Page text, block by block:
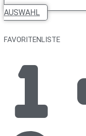
AUSWAHL
FAVORITENLISTE